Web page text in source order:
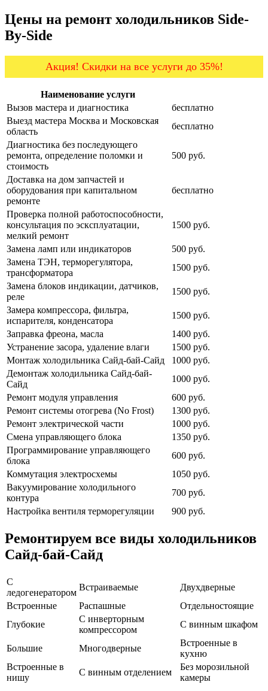
Цены на ремонт холодильников Side-
By-Side
Акция! Скидки на все услуги до 35%!
Наименование услуги
Вызов мастера и диагностика
бесплатно
Выезд мастера Москва и Московская
область
бесплатно
Диагностика без последующего
ремонта, определение поломки и
стоимость
500 руб.
Доставка на дом запчастей и
оборудования при капитальном
ремонте
бесплатно
Проверка полной работоспособности,
консультация по эсксплуатации,
мелкий ремонт
1500 руб.
Замена ламп или индикаторов
500 руб.
Замена ТЭН, терморегулятора,
трансформатора
1500 руб.
Замена блоков индикации, датчиков,
реле
1500 руб.
Замера компрессора, фильтра,
испарителя, конденсатора
1500 руб.
Заправка фреона, масла
1400 руб.
Устранение засора, удаление влаги
1500 руб.
Монтаж холодильника Сайд-бай-Сайд
1000 руб.
Демонтаж холодильника Сайд-бай-
Сайд
1000 руб.
Ремонт модуля управления
600 руб.
Ремонт системы отогрева (No Frost)
1300 руб.
Ремонт электрической части
1000 руб.
Смена управляющего блока
1350 руб.
Программирование управляющего
блока
600 руб.
Коммутация электросхемы
1050 руб.
Вакуумирование холодильного
контура
700 руб.
Настройка вентиля терморегуляции
900 руб.
Ремонтируем все виды холодильников
Сайд-бай-Сайд
С
ледогенератором
Встраиваемые
Двухдверные
Встроенные
Распашные
Отдельностоящие
Глубокие
С инверторным
компрессором
С винным шкафом
Большие Многодверные
Встроенные в
кухню
Встроенные в
нишу
С винным отделением
Без морозильной
камеры